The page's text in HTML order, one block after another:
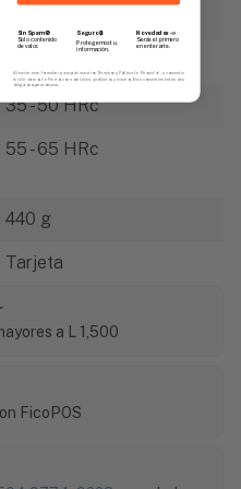
35 - 50 HRc
55 - 65 HRc
440 g
Tarjeta
a L 1,500
FicoPOS
Sin Spam 🚫
Solo contenido
de valor.
Seguro 🔒
Protegemos tu
información.
Novedades📣
Serás el primero
en enterarte.
Al enviar este formulario, aceptás nuestros Términos y Política de Privacidad, y consentís
recibir correos de Fierros con novedades, productos y eventos. Este consentimiento no es
obligatorio para comprar.